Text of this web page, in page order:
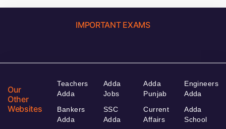
IMPORTANT EXAMS
Our
Other
Websites
Teachers
Adda
Bankers
Adda
Adda
Jobs
SSC
Adda
Adda
Punjab
Current
Affairs
Engineers
Adda
Adda
School